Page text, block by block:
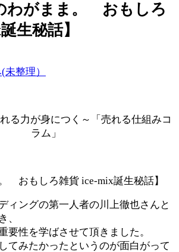
わがまま。 おもしろ
生秘話】
整理）
おもしろ雑貨 ice-mix誕生秘話】
ィングの第一人者の川上徹也さんと
、
要性を学ばさせて頂きました。
てみたかったというのが面白がって